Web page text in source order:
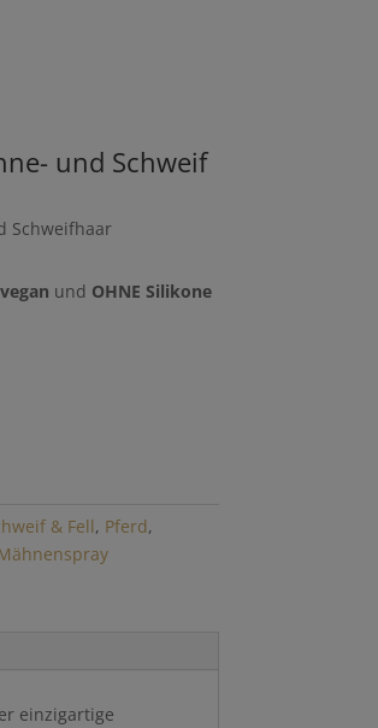
und Schweif
Schweifhaar
vegan und OHNE Silikone
& Fell, Pferd,
einzigartige